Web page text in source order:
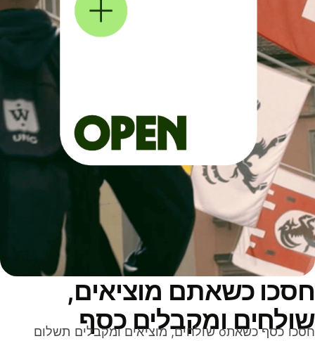
כשאתם מוציאים,
ומקבלים כסף
חסכו כסף כשאתo שולחים, מוציאים ומקבלים תשלום